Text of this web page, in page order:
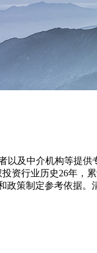
及中介机构等提
行业历史26年，
策制定参考依据